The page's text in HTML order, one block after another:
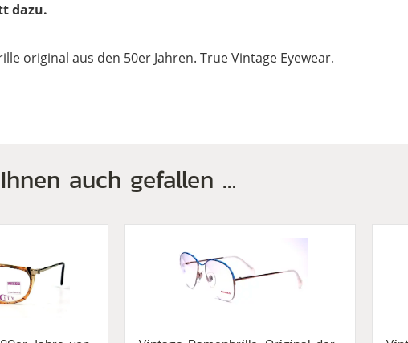
dazu.
original aus den 50er Jahren. True Vintage Eyewear.
auch gefallen …